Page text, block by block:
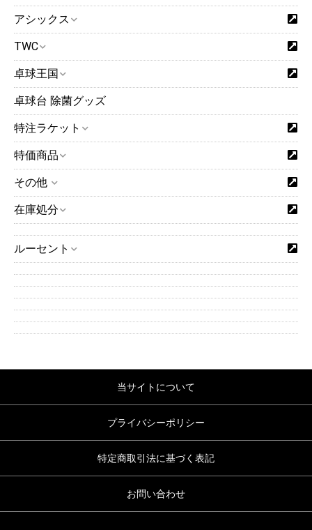
アシックス
TWC
卓球王国
卓球台 除菌グッズ
特注ラケット
特価商品
その他
在庫処分
ルーセント
当サイトについて
プライバシーポリシー
特定商取引法に基づく表記
お問い合わせ